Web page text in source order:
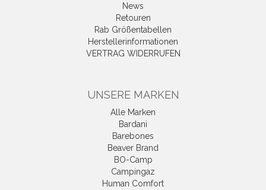
News
Retouren
Rab Größentabellen
Herstellerinformationen
VERTRAG WIDERRUFEN
UNSERE MARKEN
Alle Marken
Bardani
Barebones
Beaver Brand
BO-Camp
Campingaz
Human Comfort